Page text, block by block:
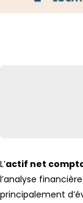
L’actif net
l’analyse
principalement